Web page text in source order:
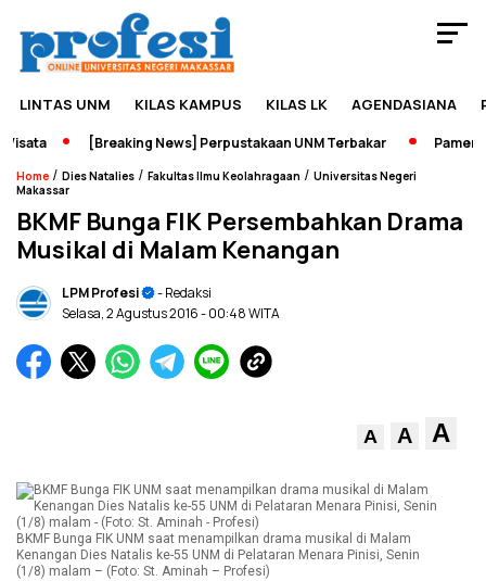
LINTAS UNM KILAS KAMPUS KILAS LK AGENDASIANA
[Breaking News] Perpustakaan UNM Terbakar Pameran
Home / Dies Natalies / Fakultas Ilmu Keolahragaan / Universitas Negeri
Makassar
BKMF Bunga FIK Persembahkan Drama
Musikal di Malam Kenangan
LPM Profesi
- Redaksi
Selasa, 2 Agustus 2016- 00:48 WITA
A A A
BKMF Bunga FIK UNM saat menampilkan drama musikal di Malam
Kenangan Dies Natalis ke-55 UNM di Pelataran Menara Pinisi, Senin
(1/8) malam – (Foto: St. Aminah – Profesi)